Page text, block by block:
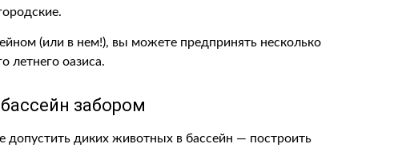
(или в нем!), вы можете предпринять несколько
летнего оазиса.
забором
допустить диких животных в бассейн — построить